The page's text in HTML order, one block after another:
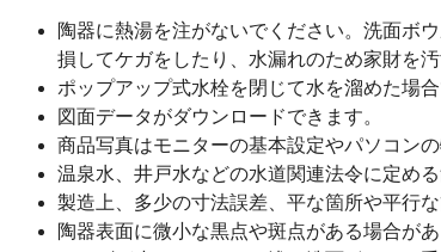
陶器に熱湯を注がないでください。洗面ボ
損してケガをしたり、水漏れのため家財を
ポップアップ式水栓を閉じて水を溜めた場
図面データがダウンロードできます。
商品写真はモニターの基本設定やパソコン
温泉水、井戸水などの水道関連法令に定め
製造上、多少の寸法誤差、平な箇所や平行
陶器表面に微小な黒点や斑点がある場合が